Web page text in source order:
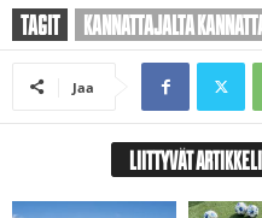
TAGIT KANNATTAJALTA
Jaa
LIITTYVÄT